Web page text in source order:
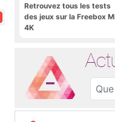
Retrouvez tous les tests
des jeux sur la Freebox
4K